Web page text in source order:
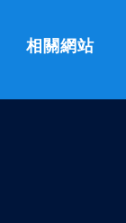
相關網站